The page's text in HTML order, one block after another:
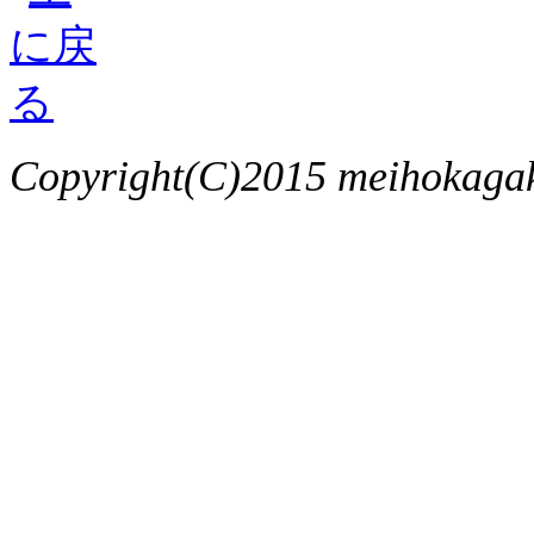
Copyright(C)2015